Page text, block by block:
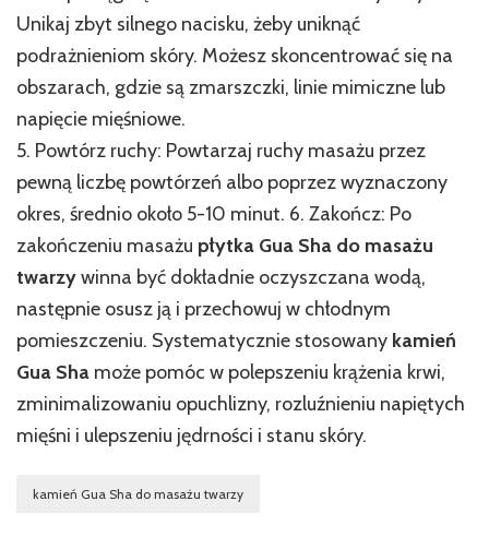
Unikaj zbyt silnego nacisku, żeby uniknąć
podrażnieniom skóry. Możesz skoncentrować się na
obszarach, gdzie są zmarszczki, linie mimiczne lub
napięcie mięśniowe.
5. Powtórz ruchy: Powtarzaj ruchy masażu przez
pewną liczbę powtórzeń albo poprzez wyznaczony
okres, średnio około 5-10 minut. 6. Zakończ: Po
zakończeniu masażu płytka Gua Sha do masażu
twarzywinna być dokładnie oczyszczana wodą,
następnie osusz ją i przechowuj w chłodnym
pomieszczeniu. Systematycznie stosowany kamień
Gua Sha może pomóc w polepszeniu krążenia krwi,
zminimalizowaniu opuchlizny, rozluźnieniu napiętych
mięśni i ulepszeniu jędrności i stanu skóry.
kamień Gua Sha do masażu twarzy